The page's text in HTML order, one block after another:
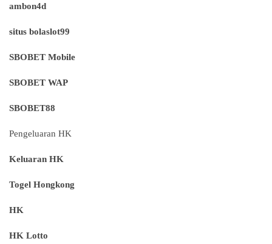
ambon4d
situs bolaslot99
SBOBET Mobile
SBOBET WAP
SBOBET88
Pengeluaran HK
Keluaran HK
Togel Hongkong
HK
HK Lotto